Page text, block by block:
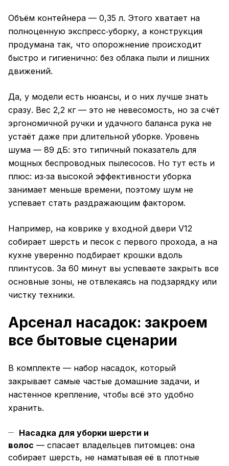
Объём контейнера — 0,35 л. Этого хватает на
полноценную экспресс‑уборку, а конструкция
продумана так, что опорожнение происходит
быстро и гигиенично: без облака пыли и лишних
движений.
Да, у модели есть нюансы, и о них лучше знать
сразу. Вес 2,2 кг — это не невесомость, но за счёт
эргономичной ручки и удачного баланса рука не
устаёт даже при длительной уборке. Уровень
шума — 89 дБ: это типичный показатель для
мощных беспроводных пылесосов. Но тут есть и
плюс: из‑за высокой эффективности уборка
занимает меньше времени, поэтому шум не
успевает стать раздражающим фактором.
Например, на коврике у входной двери V12
собирает шерсть и песок с первого прохода, а на
кухне уверенно подбирает крошки вдоль
плинтусов. За 60 минут вы успеваете закрыть все
основные зоны, не отвлекаясь на подзарядку или
чистку техники.
Арсенал насадок: закроем
все бытовые сценарии
В комплекте — набор насадок, который
закрывает самые частые домашние задачи, и
настенное крепление, чтобы всё это удобно
хранить.
Насадка для уборки шерсти и
волос — спасает владельцев питомцев: она
собирает шерсть, не наматывая её в плотные